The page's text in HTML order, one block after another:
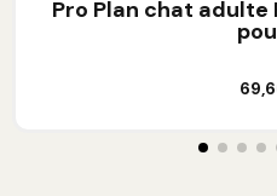
Pro Plan chat adulte
Ajouter